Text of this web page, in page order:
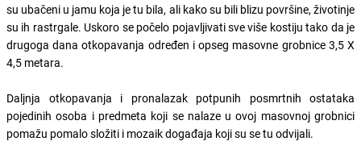
su ubačeni u jamu koja je tu bila, ali kako su bili blizu površine, životinje
su ih rastrgale. Uskoro se počelo pojavljivati sve više kostiju tako da je
drugoga dana otkopavanja određen i opseg masovne grobnice 3,5 X
4,5 metara.
Daljnja otkopavanja i pronalazak potpunih posmrtnih ostataka
pojedinih osoba i predmeta koji se nalaze u ovoj masovnoj grobnici
pomažu pomalo složiti i mozaik događaja koji su se tu odvijali.